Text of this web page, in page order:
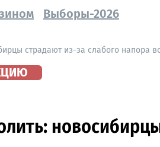
Выборы-2026
страдают из-за слабого напора